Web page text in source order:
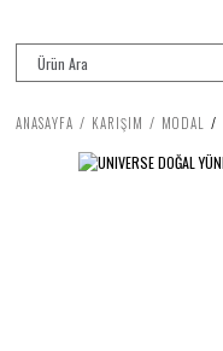
ANASAYFA KARIŞIM MODAL